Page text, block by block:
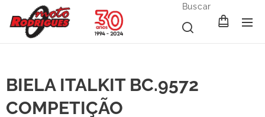
Buscar
BIELA ITALKIT BC.9572
COMPETIÇÃO